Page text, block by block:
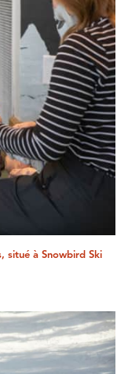
situé à Snowbird Ski